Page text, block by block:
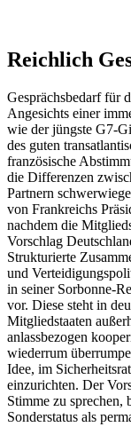
Reichlich
Gesprächsbedarf für
Angesichts einer
wie der jüngste G7-
des guten
französische
die Differenzen
Partnern
von Frankreichs
nachdem die
Vorschlag
Strukturierte
und
in seiner Sorbonne-
vor. Diese steht in
Mitgliedstaaten
anlassbezogen
wiederrum
Idee, im
einzurichten. Der
Stimme zu sprechen,
Sonderstatus als